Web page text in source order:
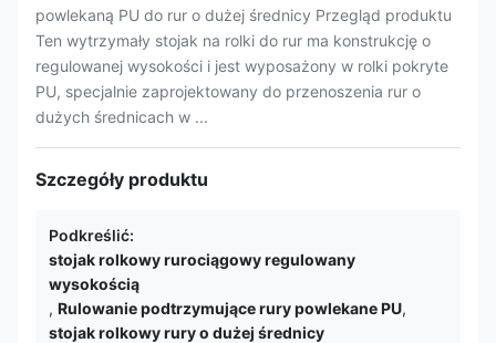
powlekaną PU do rur o dużej średnicy Przegląd produktu
Ten wytrzymały stojak na rolki do rur ma konstrukcję o
regulowanej wysokości i jest wyposażony w rolki pokryte
PU, specjalnie zaprojektowany do przenoszenia rur o
dużych średnicach w ...
Szczegóły produktu
Podkreślić:
stojak rolkowy rurociągowy regulowany
wysokością
, Rulowanie podtrzymujące rury powlekane PU,
stojak rolkowy rury o dużej średnicy